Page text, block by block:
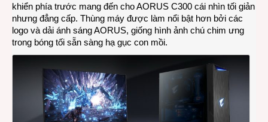
C300
khiển phía trước mang đến cho AORUS C300 cái nhìn tối giản
nhưng đẳng cấp. Thùng máy được làm nổi bật hơn bởi các
logo và dải ánh sáng AORUS, giống hình ảnh chú chim ưng
trong bóng tối sẵn sàng hạ gục con mồi.